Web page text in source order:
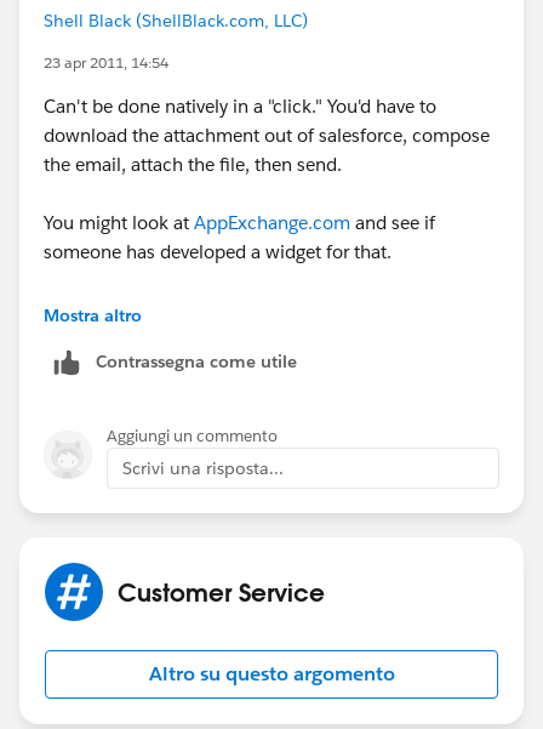
Shell Black (ShellBlack.com, LLC)
23 apr 2011, 14:54
Can't be done natively in a "click." You'd have to
download the attachment out of salesforce, compose
the email, attach the file, then send.
You might look at AppExchange.com and see if
someone has developed a widget for that.
I hope that helps!
http://www.shellblack.com/salesforce/
Mostra altro
Contrassegna come utile
Aggiungi un commento
Scrivi una risposta...
Customer Service
Altro su questo argomento